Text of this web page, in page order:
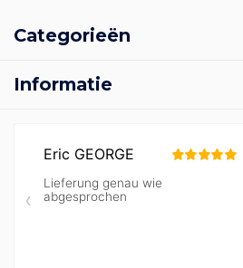
Categorieën
Informatie